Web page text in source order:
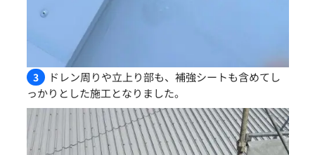
3
ドレン周りや立上り部も、補強シートも含めてし
っかりとした施工となりました。